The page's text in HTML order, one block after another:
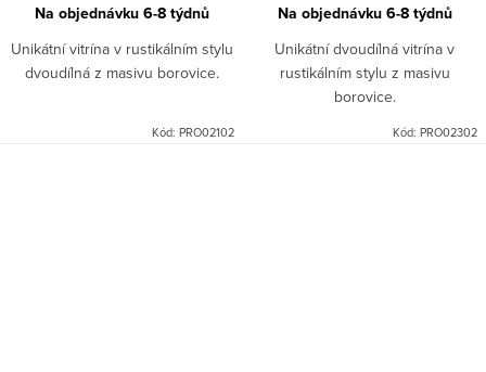
Na objednávku 6-8 týdnů
Unikátní vitrína v rustikálním stylu
dvoudílná z masivu borovice.
Kód: PRO02102
Na objednávku 6-8 týdnů
Unikátní dvoudílná vitrína v
rustikálním stylu z masivu
borovice.
Kód: PRO02302